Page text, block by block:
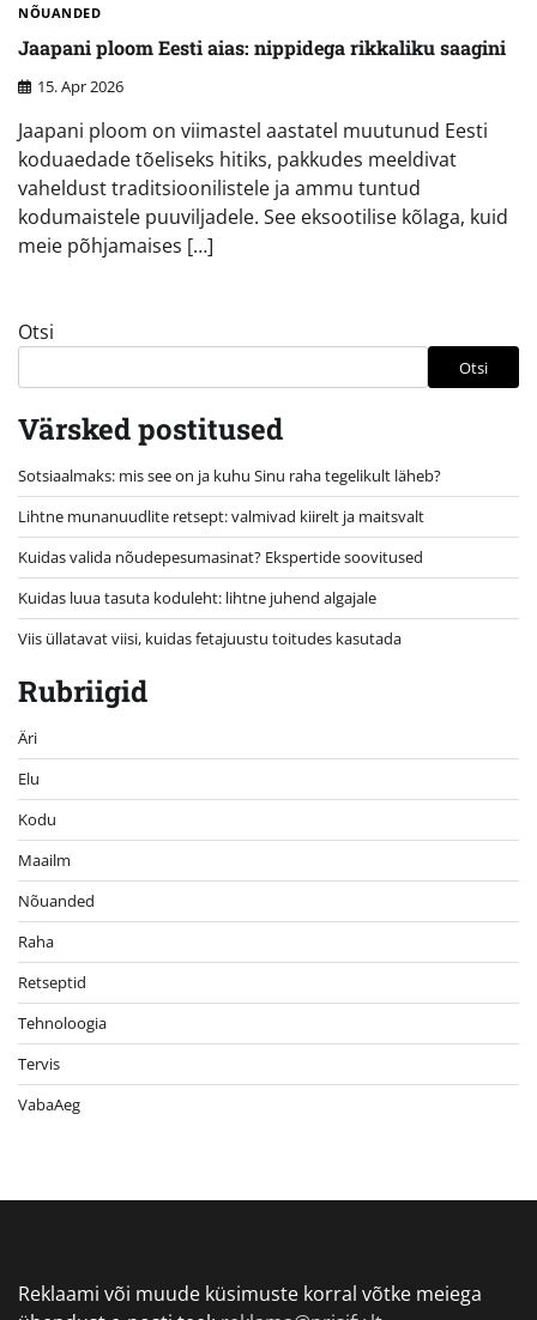
NÕUANDED
Jaapani ploom Eesti aias: nippidega rikkaliku saagini
15. Apr 2026
Jaapani ploom on viimastel aastatel muutunud Eesti
koduaedade tõeliseks hitiks, pakkudes meeldivat
vaheldust traditsioonilistele ja ammu tuntud
kodumaistele puuviljadele. See eksootilise kõlaga, kuid
meie põhjamaises […]
Otsi
Otsi
Värsked postitused
Sotsiaalmaks: mis see on ja kuhu Sinu raha tegelikult läheb?
Lihtne munanuudlite retsept: valmivad kiirelt ja maitsvalt
Kuidas valida nõudepesumasinat? Ekspertide soovitused
Kuidas luua tasuta koduleht: lihtne juhend algajale
Viis üllatavat viisi, kuidas fetajuustu toitudes kasutada
Rubriigid
Äri
Elu
Kodu
Maailm
Nõuanded
Raha
Retseptid
Tehnoloogia
Tervis
VabaAeg
Reklaami või muude küsimuste korral võtke meiega